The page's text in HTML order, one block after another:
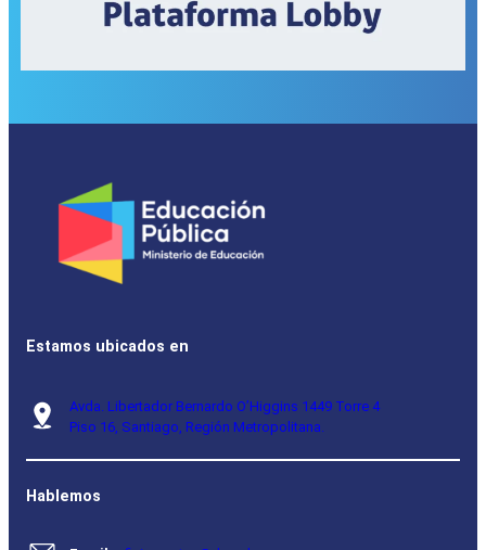
Estamos ubicados en
Avda. Libertador Bernardo O’Higgins 1449 Torre 4
Piso 16, Santiago, Región Metropolitana.
Hablemos